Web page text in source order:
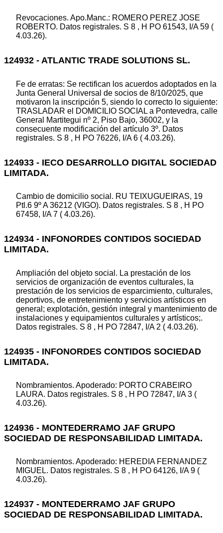
Revocaciones. Apo.Manc.: ROMERO PEREZ JOSE
ROBERTO. Datos registrales. S 8 , H PO 61543, I/A 59 (
4.03.26).
124932 - ATLANTIC TRADE SOLUTIONS SL.
Fe de erratas: Se rectifican los acuerdos adoptados en la
Junta General Universal de socios de 8/10/2025, que
motivaron la inscripción 5, siendo lo correcto lo siguiente:
TRASLADAR el DOMICILIO SOCIAL a Pontevedra, calle
General Martitegui nº 2, Piso Bajo, 36002, y la
consecuente modificación del artículo 3º. Datos
registrales. S 8 , H PO 76226, I/A 6 ( 4.03.26).
124933 - IECO DESARROLLO DIGITAL SOCIEDAD
LIMITADA.
Cambio de domicilio social. RU TEIXUGUEIRAS, 19
Ptl.6 9º A 36212 (VIGO). Datos registrales. S 8 , H PO
67458, I/A 7 ( 4.03.26).
124934 - INFONORDES CONTIDOS SOCIEDAD
LIMITADA.
Ampliación del objeto social. La prestación de los
servicios de organización de eventos culturales, la
prestación de los servicios de esparcimiento, culturales,
deportivos, de entretenimiento y servicios artísticos en
general; explotación, gestión integral y mantenimiento de
instalaciones y equipamientos culturales y artísticos;.
Datos registrales. S 8 , H PO 72847, I/A 2 ( 4.03.26).
124935 - INFONORDES CONTIDOS SOCIEDAD
LIMITADA.
Nombramientos. Apoderado: PORTO CRABEIRO
LAURA. Datos registrales. S 8 , H PO 72847, I/A 3 (
4.03.26).
124936 - MONTEDERRAMO JAF GRUPO
SOCIEDAD DE RESPONSABILIDAD LIMITADA.
Nombramientos. Apoderado: HEREDIA FERNANDEZ
MIGUEL. Datos registrales. S 8 , H PO 64126, I/A 9 (
4.03.26).
124937 - MONTEDERRAMO JAF GRUPO
SOCIEDAD DE RESPONSABILIDAD LIMITADA.